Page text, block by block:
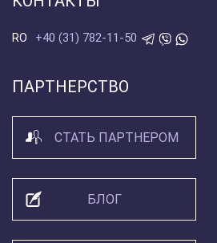
RO +40 (31) 782-11-50
ПАРТНЕРСТВО
СТАТЬ ПАРТНЕРОМ
БЛОГ